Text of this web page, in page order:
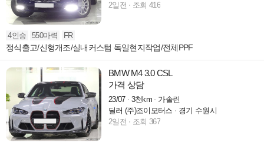
2일전
조회 416
4인승 550마력 FR
정식출고/신형개조/실내커스텀 독일현지작업/전체PPF
BMW M4 3.0 CSL
가격 상담
23/07 3천km
가솔린
딜러 (주)조이모터스
경기 수원시
2일전
조회 367